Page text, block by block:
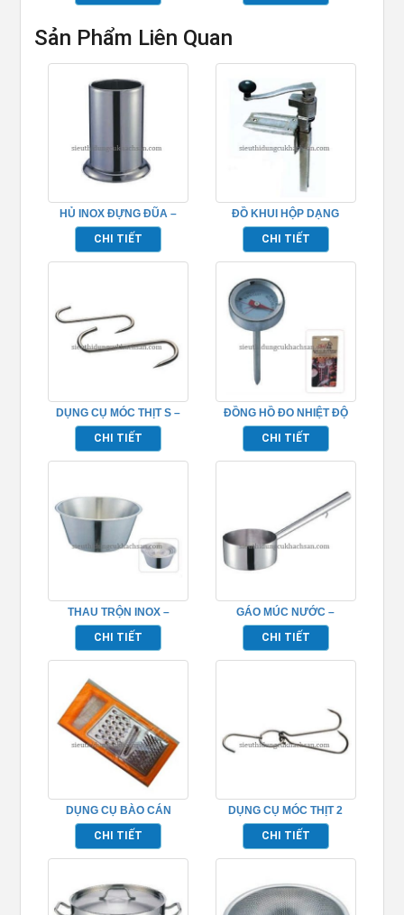
Sản Phẩm Liên Quan
HỦ INOX ĐỰNG ĐŨA –
TP696092
CHI TIẾT
ĐỒ KHUI HỘP DẠNG
ĐỨNG – TP696101
CHI TIẾT
DỤNG CỤ MÓC THỊT S –
TP696097
CHI TIẾT
ĐỒNG HỒ ĐO NHIỆT ĐỘ
THỨC ĂN – TP696099
CHI TIẾT
THAU TRỘN INOX –
TP696039
CHI TIẾT
GÁO MÚC NƯỚC –
TP696084
CHI TIẾT
DỤNG CỤ BÀO CÁN
NHỰA- TP696104
CHI TIẾT
DỤNG CỤ MÓC THỊT 2
CHẤU INOX – TP696094
CHI TIẾT